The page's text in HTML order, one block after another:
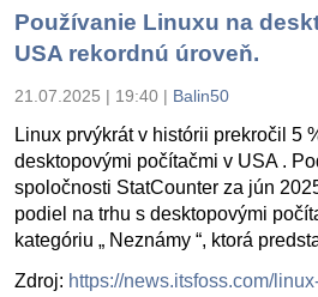
Používanie Linuxu na
USA rekordnú úroveň.
21.07.2025 | 19:40 | Balin50
Linux prvýkrát v histórii prekročil 5
desktopovými počítačmi v USA .
spoločnosti StatCounter za jún
podiel na trhu s desktopovými
kategóriu „ Neznámy “, ktorá
Zdroj: https://news.itsfoss.com/